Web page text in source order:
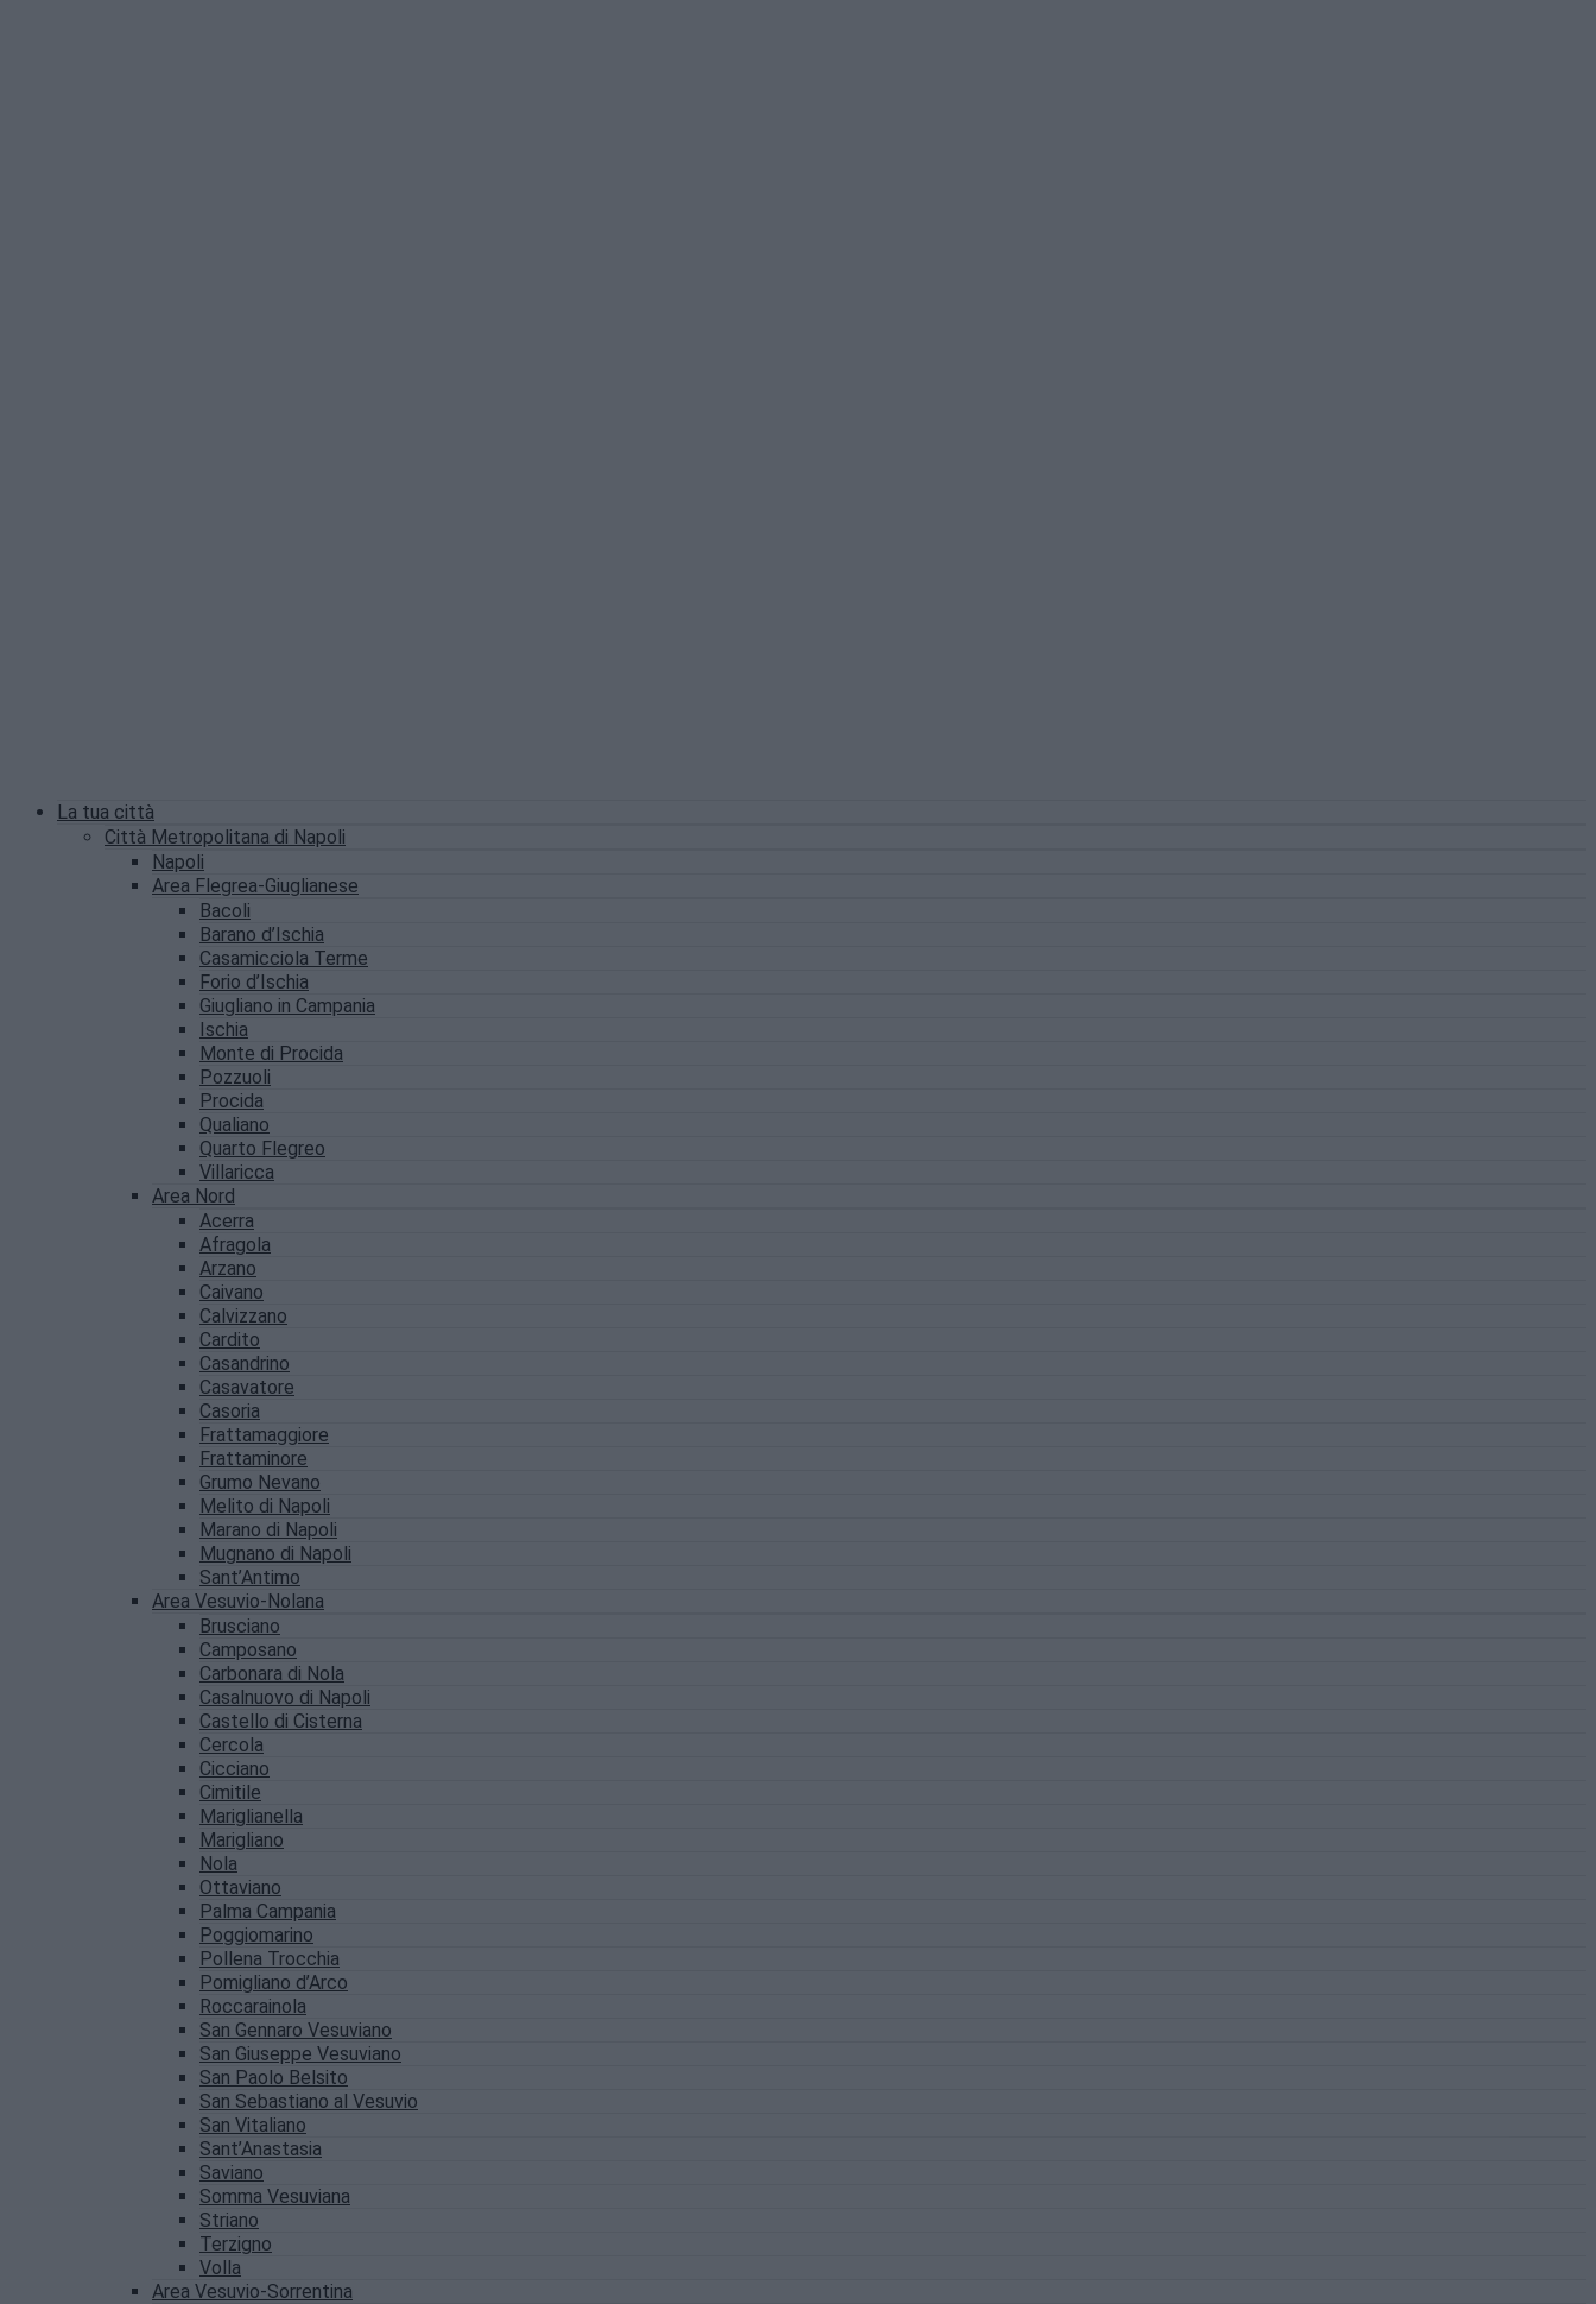
La tua città
Città Metropolitana di Napoli
Napoli
Area Flegrea-Giuglianese
Bacoli
Barano d’Ischia
Casamicciola Terme
Forio d’Ischia
Giugliano in Campania
Ischia
Monte di Procida
Pozzuoli
Procida
Qualiano
Quarto Flegreo
Villaricca
Area Nord
Acerra
Afragola
Arzano
Caivano
Calvizzano
Cardito
Casandrino
Casavatore
Casoria
Frattamaggiore
Frattaminore
Grumo Nevano
Melito di Napoli
Marano di Napoli
Mugnano di Napoli
Sant’Antimo
Area Vesuvio-Nolana
Brusciano
Camposano
Carbonara di Nola
Casalnuovo di Napoli
Castello di Cisterna
Cercola
Cicciano
Cimitile
Mariglianella
Marigliano
Nola
Ottaviano
Palma Campania
Poggiomarino
Pollena Trocchia
Pomigliano d’Arco
Roccarainola
San Gennaro Vesuviano
San Giuseppe Vesuviano
San Paolo Belsito
San Sebastiano al Vesuvio
San Vitaliano
Sant’Anastasia
Saviano
Somma Vesuviana
Striano
Terzigno
Volla
Area Vesuvio-Sorrentina